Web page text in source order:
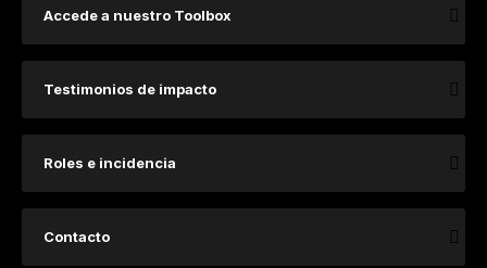
Accede a nuestro Toolbox
Testimonios de impacto
Roles e incidencia
Contacto